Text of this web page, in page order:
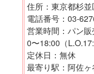
住所：東京都杉
電話番号：03-
営業時間：パン
0〜18:00（
定休日：無休
最寄り駅：阿佐